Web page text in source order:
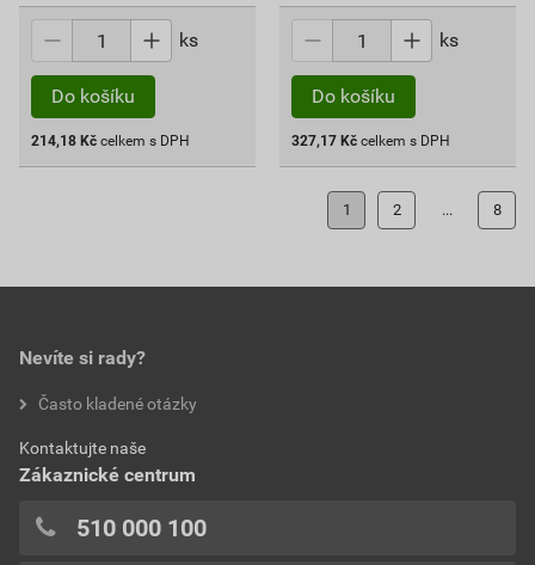
ks
Do košíku
214,18 Kč celkem s DPH
ks
Do košíku
327,17 Kč celkem s DPH
1 2 ... 8
Nevíte si rady?
Často kladené otázky
Kontaktujte naše
Zákaznické centrum
510 000 100